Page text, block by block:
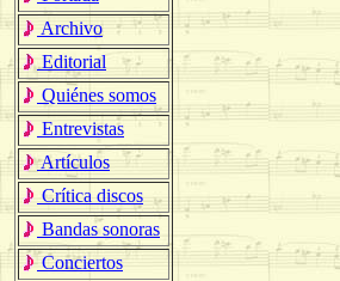
Archivo
Editorial
Quiénes somos
Entrevistas
Artículos
Crítica discos
Bandas sonoras
Conciertos